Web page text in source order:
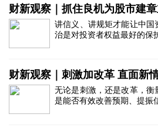
财新观察｜抓住良机为股市建章
讲信义、讲规矩才能让中
治是对投资者权益最好的保
财新观察｜刺激加改革 直面新
无论是刺激，还是改革，
是能否有效改善预期、提振